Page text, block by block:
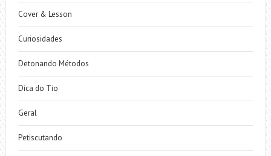
Cover & Lesson
Curiosidades
Detonando Métodos
Dica do Tio
Geral
Petiscutando